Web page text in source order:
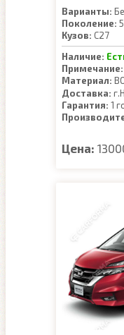
Варианты:
Поколение:
Кузов: C27
Наличие:
Примечание:
Материал:
Доставка:
Гарантия: 1
Цена: